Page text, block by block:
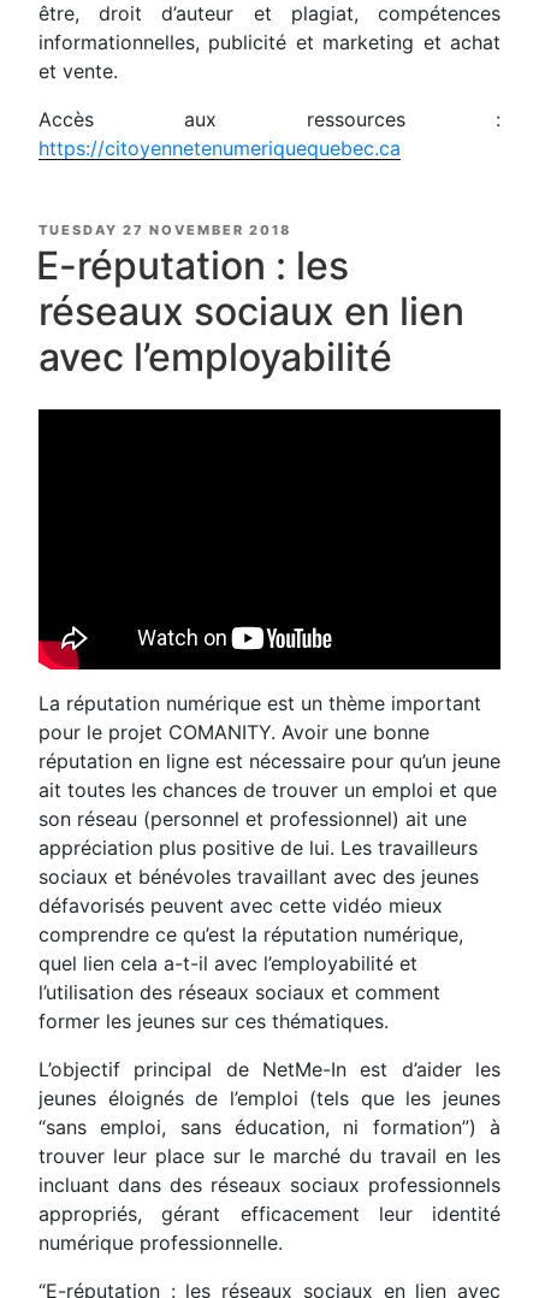
être, droit d’auteur et plagiat, compétences
informationnelles, publicité et marketing et achat
et vente.
Accès aux ressources :
https://citoyennetenumeriquequebec.ca
POSTED
ON
TUESDAY 27 NOVEMBER 2018
E-réputation : les
réseaux sociaux en lien
avec l’employabilité
La réputation numérique est un thème important
pour le projet COMANITY. Avoir une bonne
réputation en ligne est nécessaire pour qu’un jeune
ait toutes les chances de trouver un emploi et que
son réseau (personnel et professionnel) ait une
appréciation plus positive de lui. Les travailleurs
sociaux et bénévoles travaillant avec des jeunes
défavorisés peuvent avec cette vidéo mieux
comprendre ce qu’est la réputation numérique,
quel lien cela a-t-il avec l’employabilité et
l’utilisation des réseaux sociaux et comment
former les jeunes sur ces thématiques.
L’objectif principal de NetMe-In est d’aider les
jeunes éloignés de l’emploi (tels que les jeunes
“sans emploi, sans éducation, ni formation”) à
trouver leur place sur le marché du travail en les
incluant dans des réseaux sociaux professionnels
appropriés, gérant efficacement leur identité
numérique professionnelle.
“E-réputation : les réseaux sociaux en lien avec